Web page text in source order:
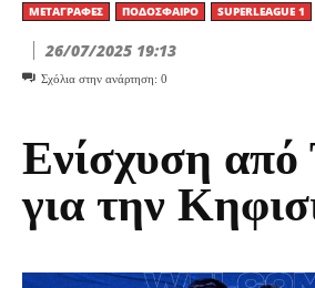
ΜΕΤΑΓΡΑΦΈΣ ΠΟΔΌΣΦΑΙΡΟ SUPERLEAGUE 1
26/07/2025 19:13
Σχόλια στην ανάρτηση: 0
Ενίσχυση από
για την